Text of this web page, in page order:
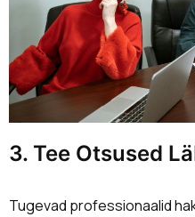
3. Tee Otsused
Tugevad professionaalid